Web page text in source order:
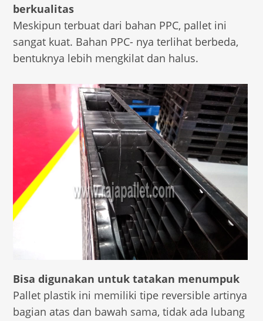
berkualitas
Meskipun terbuat dari bahan PPC, pallet ini
sangat kuat. Bahan PPC- nya terlihat berbeda,
bentuknya lebih mengkilat dan halus.
Bisa digunakan untuk tatakan menumpuk
Pallet plastik ini memiliki tipe reversible artinya
bagian atas dan bawah sama, tidak ada lubang